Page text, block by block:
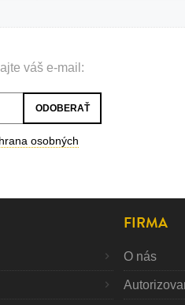
váš e-mail:
osobných
FIRMA
O nás